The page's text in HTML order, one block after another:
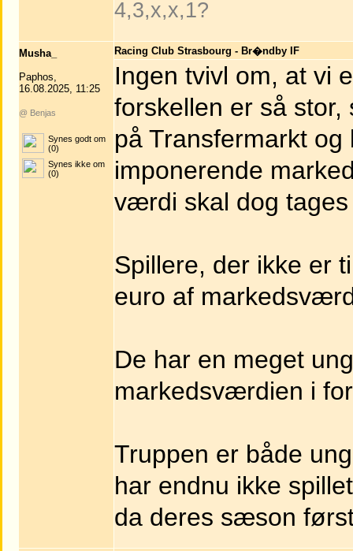
4,3,x,x,1?
Musha_
Paphos,
16.08.2025, 11:25
@ Benjas
Synes godt om
(0)
Synes ikke om
(0)
Racing Club Strasbourg - Br�ndby IF
Ingen tvivl om, at vi
forskellen er så
på Transfermarkt
imponerende
værdi skal dog
Spillere, der ikke er
euro af
De har en meget
markedsværdien i
Truppen er både
har endnu ikke
da deres sæson